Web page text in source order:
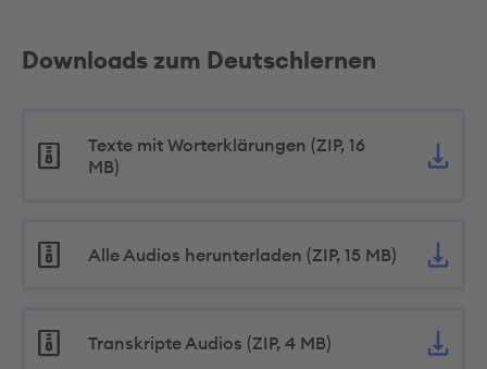
Downloads zum Deutschlernen
Texte mit Worterklärungen (ZIP, 16
MB)
Alle Audios herunterladen (ZIP, 15 MB)
Transkripte Audios (ZIP, 4 MB)